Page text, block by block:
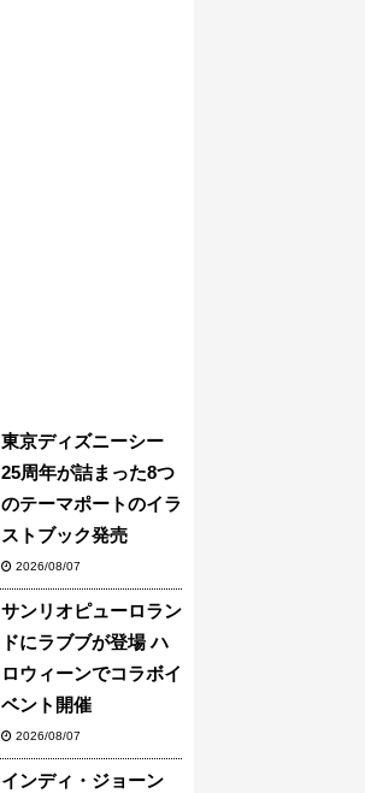
東京ディズニーシー
25周年が詰まった8つ
のテーマポートのイラ
ストブック発売
2026/08/07
サンリオピューロラン
ドにラブブが登場 ハ
ロウィーンでコラボイ
ベント開催
2026/08/07
インディ・ジョーン